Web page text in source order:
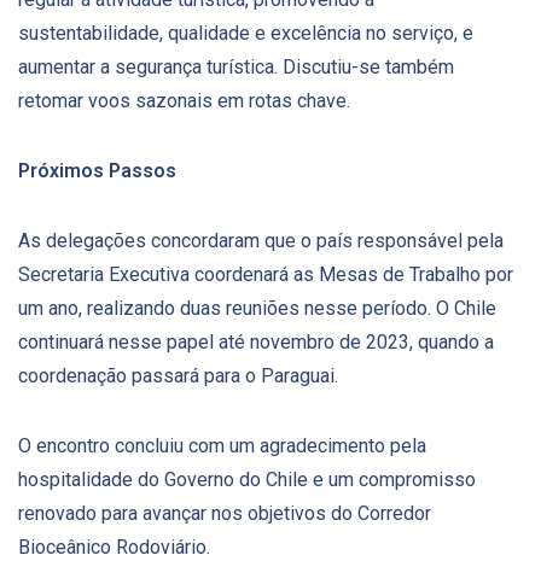
sustentabilidade, qualidade e excelência no serviço, e
aumentar a segurança turística. Discutiu-se também
retomar voos sazonais em rotas chave.
Próximos Passos
As delegações concordaram que o país responsável pela
Secretaria Executiva coordenará as Mesas de Trabalho por
um ano, realizando duas reuniões nesse período. O Chile
continuará nesse papel até novembro de 2023, quando a
coordenação passará para o Paraguai.
O encontro concluiu com um agradecimento pela
hospitalidade do Governo do Chile e um compromisso
renovado para avançar nos objetivos do Corredor
Bioceânico Rodoviário.